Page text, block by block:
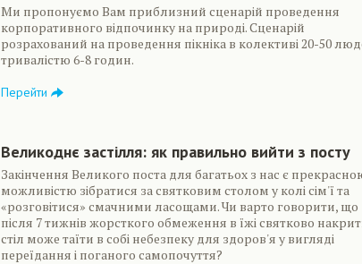
Ми пропонуємо Вам приблизний сценарій проведення
корпоративного відпочинку на природі. Сценарій
розрахований на проведення пікніка в колективі 20-50
тривалістю 6-8 годин.
Перейти
Великоднє застілля: як правильно вийти з посту
Закінчення Великого поста для багатьох з нас є
можливістю зібратися за святковим столом у колі сім'ї та
«розговітися» смачними ласощами. Чи варто говорити, що
після 7 тижнів жорсткого обмеження в їжі святково
стіл може таїти в собі небезпеку для здоров'я у вигляді
переїдання і поганого самопочуття?